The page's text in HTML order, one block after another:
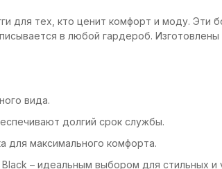
для тех, кто ценит комфорт и моду.
в любой гардероб.
вида.
долгий срок службы.
для максимального комфорта.
– идеальным выбором для стильных и